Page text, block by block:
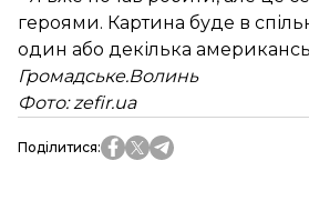
героями. Картина буде в
один або декілька
Громадське.Волинь
Фото: zefir.ua
Поділитися: